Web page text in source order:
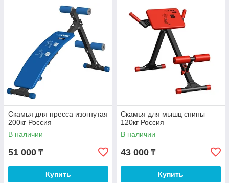
Скамья для пресса изогнутая
200кг Россия
В наличии
51 000 ₸
Купить
Скамья для мышц спины
120кг Россия
В наличии
43 000 ₸
Купить